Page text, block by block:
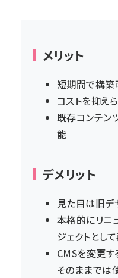
メリット
短期間で構築
コストを抑え
既存コンテン
能
デメリット
見た目は旧デ
本格的にリニ
ジェクトとし
CMSを変更
そのままでは